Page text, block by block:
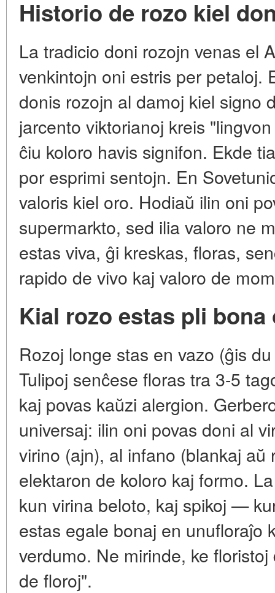
Historio de rozo kiel
La tradicio doni rozojn venas el
venkintojn oni estris per petaloj.
donis rozojn al damoj kiel signo
jarcento viktorianoj kreis
ĉiu koloro havis signifon. Ekde
por esprimi sentojn. En
valoris kiel oro. Hodiaŭ ilin oni
supermarkto, sed ilia valoro ne
estas viva, ĝi kreskas, floras,
rapido de vivo kaj valoro de
Kial rozo estas pli
Rozoj longe stas en vazo (ĝis
Tulipoj senĉese floras tra 3-5
kaj povas kaŭzi alergion.
universaj: ilin oni povas doni al
virino (ajn), al infano (blankaj aŭ
elektaron de koloro kaj formo.
kun virina beloto, kaj spikoj —
estas egale bonaj en unufloraĵo
verdumo. Ne mirinde, ke
de floroj".